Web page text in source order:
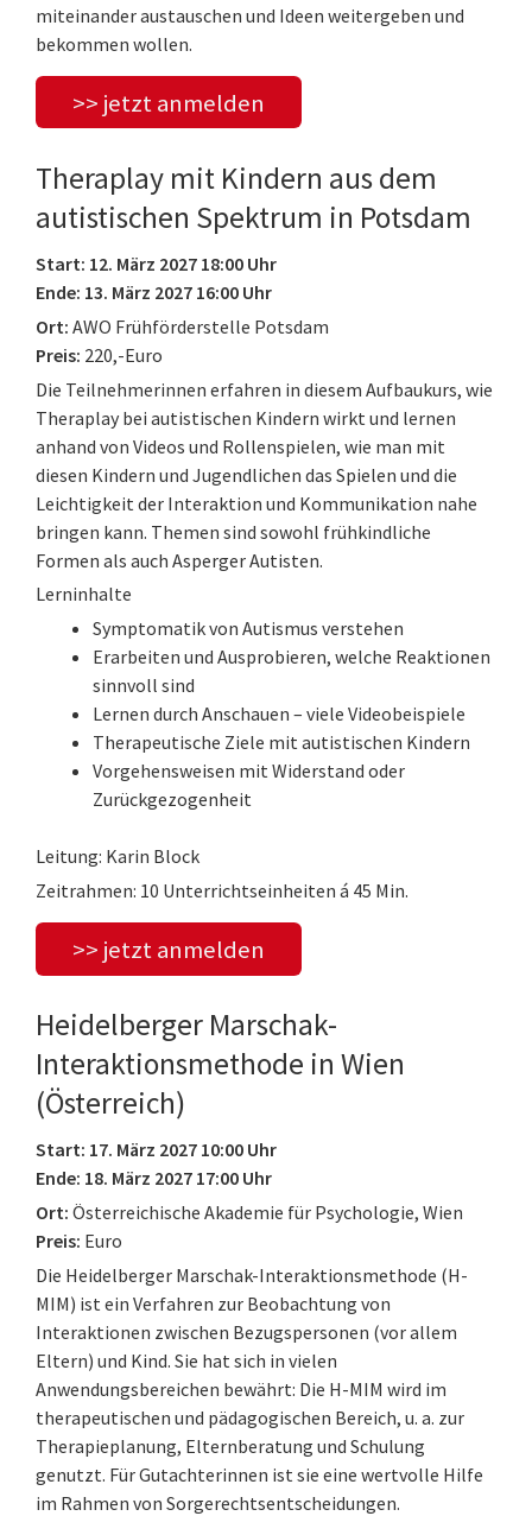
miteinander austauschen und Ideen weitergeben und
bekommen wollen.
>> jetzt anmelden
Theraplay mit Kindern aus dem
autistischen Spektrum in Potsdam
Start: 12. März 2027 18:00 Uhr
Ende: 13. März 2027 16:00 Uhr
Ort: AWO Frühförderstelle Potsdam
Preis: 220,-Euro
Die Teilnehmerinnen erfahren in diesem Aufbaukurs, wie
Theraplay bei autistischen Kindern wirkt und lernen
anhand von Videos und Rollenspielen, wie man mit
diesen Kindern und Jugendlichen das Spielen und die
Leichtigkeit der Interaktion und Kommunikation nahe
bringen kann. Themen sind sowohl frühkindliche
Formen als auch Asperger Autisten.
Lerninhalte
Symptomatik von Autismus verstehen
Erarbeiten und Ausprobieren, welche Reaktionen
sinnvoll sind
Lernen durch Anschauen – viele Videobeispiele
Therapeutische Ziele mit autistischen Kindern
Vorgehensweisen mit Widerstand oder
Zurückgezogenheit
Leitung: Karin Block
Zeitrahmen: 10 Unterrichtseinheiten á 45 Min.
>> jetzt anmelden
Heidelberger Marschak-
Interaktionsmethode in Wien
(Österreich)
Start: 17. März 2027 10:00 Uhr
Ende: 18. März 2027 17:00 Uhr
Ort: Österreichische Akademie für Psychologie, Wien
Preis: Euro
Die Heidelberger Marschak-Interaktionsmethode (H-
MIM) ist ein Verfahren zur Beobachtung von
Interaktionen zwischen Bezugspersonen (vor allem
Eltern) und Kind. Sie hat sich in vielen
Anwendungsbereichen bewährt: Die H-MIM wird im
therapeutischen und pädagogischen Bereich, u. a. zur
Therapieplanung, Elternberatung und Schulung
genutzt. Für Gutachterinnen ist sie eine wertvolle Hilfe
im Rahmen von Sorgerechtsentscheidungen.